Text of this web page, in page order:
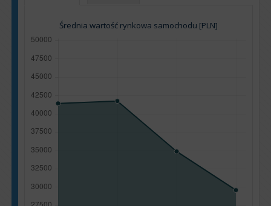
Średnia wartość rynkowa samochodu [PLN]